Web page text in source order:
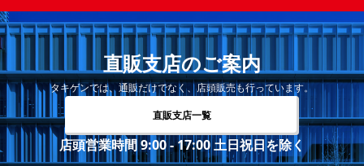
直販支店のご案内
タキゲンでは、通販だけでなく、店頭販売も行っています。
直販支店一覧
店頭営業時間 9:00 - 17:00 土日祝日を除く